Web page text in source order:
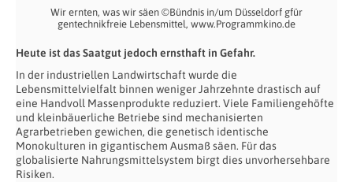
Wir ernten, was wir säen ©Bündnis in/um Düsseldorf gfür
gentechnikfreie Lebensmittel, www.Programmkino.de
Heute ist das Saatgut jedoch ernsthaft in Gefahr.
In der industriellen Landwirtschaft wurde die
Lebensmittelvielfalt binnen weniger Jahrzehnte drastisch auf
eine Handvoll Massenprodukte reduziert. Viele Familiengehöfte
und kleinbäuerliche Betriebe sind mechanisierten
Agrarbetrieben gewichen, die genetisch identische
Monokulturen in gigantischem Ausmaß säen. Für das
globalisierte Nahrungsmittelsystem birgt dies unvorhersehbare
Risiken.